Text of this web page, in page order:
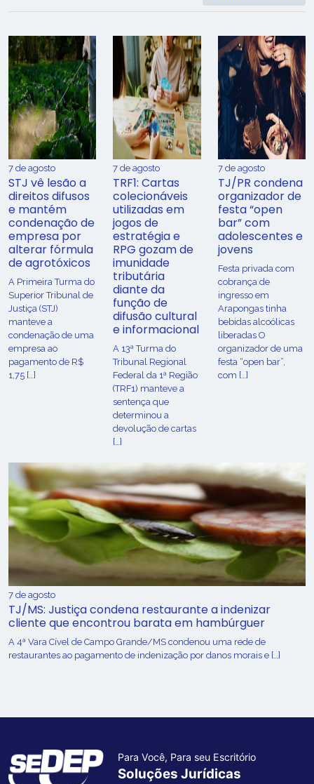
7 de agosto
STJ vê lesão a
direitos difusos
e mantém
condenação de
empresa por
alterar fórmula
de agrotóxicos
​A Primeira Turma do
Superior Tribunal de
Justiça (STJ)
manteve a
condenação de uma
empresa ao
pagamento de R$
1,75 […]
7 de agosto
TRF1: Cartas
colecionáveis
utilizadas em
jogos de
estratégia e
RPG gozam de
imunidade
tributária
diante da
função de
difusão cultural
e informacional
A 13ª Turma do
Tribunal Regional
Federal da 1ª Região
(TRF1) manteve a
sentença que
determinou a
devolução de cartas
[…]
7 de agosto
TJ/PR condena
organizador de
festa “open
bar” com
adolescentes e
jovens
Festa privada com
cobrança de
ingresso em
Arapongas tinha
bebidas alcoólicas
liberadas O
organizador de uma
festa “open bar”,
com […]
7 de agosto
TJ/MS: Justiça condena restaurante a indenizar
cliente que encontrou barata em hambúrguer
A 4ª Vara Cível de Campo Grande/MS condenou uma rede de
restaurantes ao pagamento de indenização por danos morais e […]
Para Você, Para seu Escritório
Soluções Jurídicas